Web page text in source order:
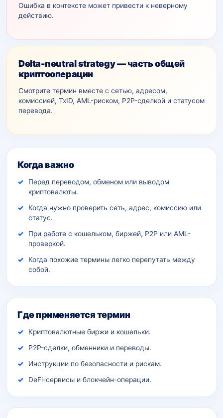
Ошибка в контексте может привести к неверному
действию.
Delta-neutral strategy — часть общей
криптооперации
Смотрите термин вместе с сетью, адресом,
комиссией, TxID, AML-рискoм, P2P-сделкой и статусом
перевода.
Дополнительный контекст
Когда важно
Перед переводом, обменом или выводом
криптовалюты.
Когда нужно проверить сеть, адрес, комиссию или
статус.
При работе с кошельком, биржей, P2P или AML-
проверкой.
Когда похожие термины легко перепутать между
собой.
Где применяется термин
Криптовалютные биржи и кошельки.
P2P-сделки, обменники и переводы.
Инструкции по безопасности и рискам.
DeFi-сервисы и блокчейн-операции.